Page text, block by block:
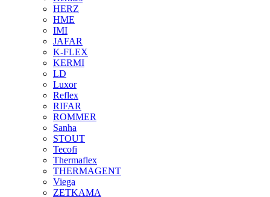
HERZ
HME
IMI
JAFAR
K-FLEX
KERMI
LD
Luxor
Reflex
RIFAR
ROMMER
Sanha
STOUT
Tecofi
Thermaflex
THERMAGENT
Viega
ZETKAMA